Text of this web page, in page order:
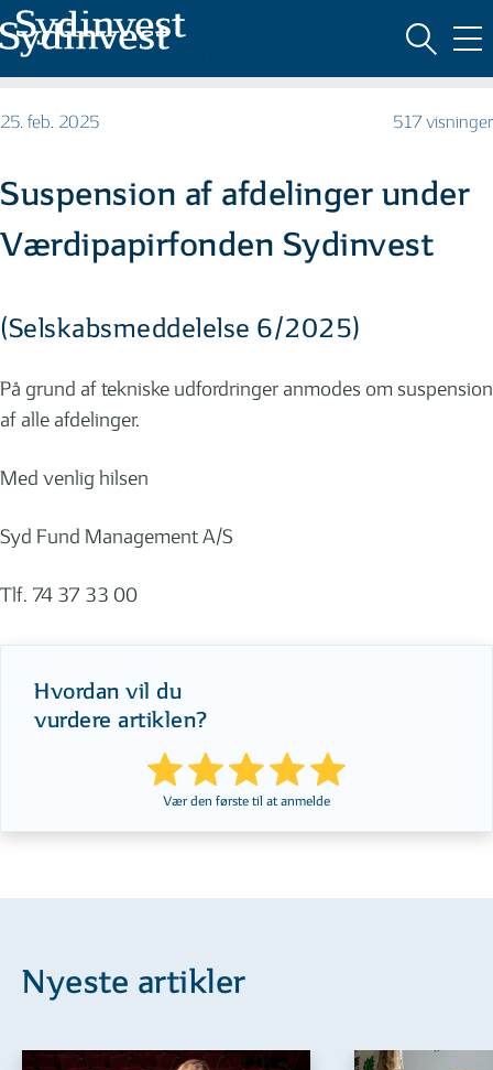
MARKEDSFØRINGSMATERIALE
25. feb. 2025 517 visninger
Suspension af afdelinger under
Værdipapirfonden Sydinvest
(Selskabsmeddelelse 6/2025)
På grund af tekniske udfordringer anmodes om suspension
af alle afdelinger.
Med venlig hilsen
Syd Fund Management A/S
Tlf. 74 37 33 00
Hvordan vil du
vurdere artiklen?
Vær den første til at anmelde
Nyeste artikler